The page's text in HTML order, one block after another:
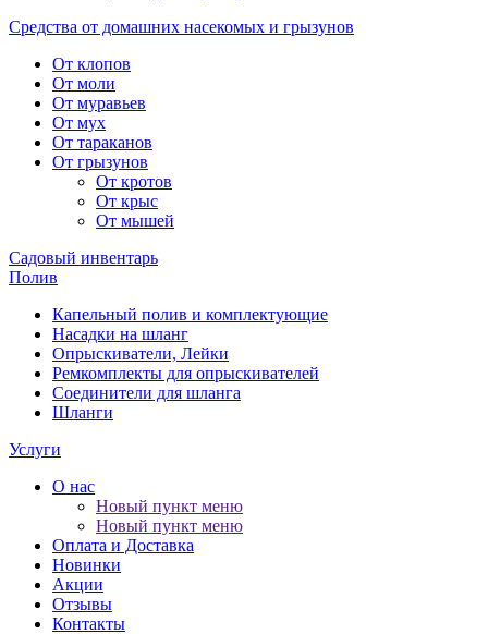
Средства от домашних насекомых и грызунов
От клопов
От моли
От муравьев
От мух
От тараканов
От грызунов
От кротов
От крыс
От мышей
Садовый инвентарь
Полив
Капельный полив и комплектующие
Насадки на шланг
Опрыскиватели, Лейки
Ремкомплекты для опрыскивателей
Соединители для шланга
Шланги
Услуги
О нас
Новый пункт меню
Новый пункт меню
Оплата и Доставка
Новинки
Акции
Отзывы
Контакты